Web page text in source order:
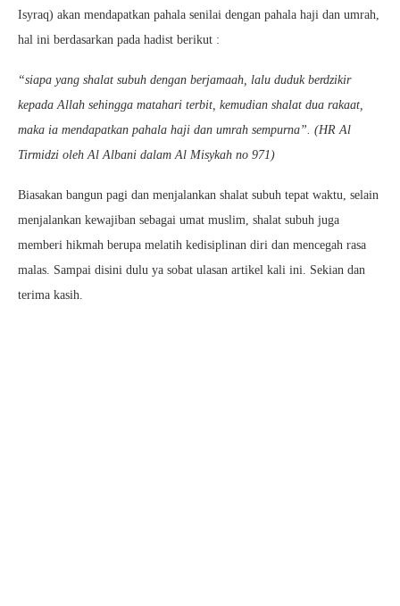
Isyraq) akan mendapatkan pahala senilai dengan pahala haji dan umrah,
hal ini berdasarkan pada hadist berikut :
“siapa yang shalat subuh dengan berjamaah, lalu duduk berdzikir
kepada Allah sehingga matahari terbit, kemudian shalat dua rakaat,
maka ia mendapatkan pahala haji dan umrah sempurna”. (HR Al
Tirmidzi oleh Al Albani dalam Al Misykah no 971)
Biasakan bangun pagi dan menjalankan shalat subuh tepat waktu, selain
menjalankan kewajiban sebagai umat muslim, shalat subuh juga
memberi hikmah berupa melatih kedisiplinan diri dan mencegah rasa
malas. Sampai disini dulu ya sobat ulasan artikel kali ini. Sekian dan
terima kasih.